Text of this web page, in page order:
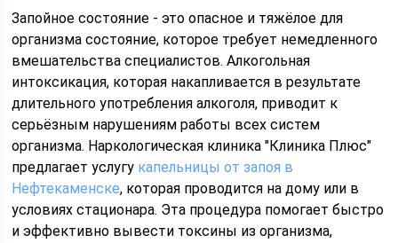
Запойное состояние - это опасное и тяжёлое для
организма состояние, которое требует немедленного
вмешательства специалистов. Алкогольная
интоксикация, которая накапливается в результате
длительного употребления алкоголя, приводит к
серьёзным нарушениям работы всех систем
организма. Наркологическая клиника "Клиника Плюс"
предлагает услугу капельницы от запоя в
Нефтекаменске, которая проводится на дому или в
условиях стационара. Эта процедура помогает быстро
и эффективно вывести токсины из организма,